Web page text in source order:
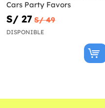
Cars Party Favors
S/ 27 S/ 49
DISPONIBLE